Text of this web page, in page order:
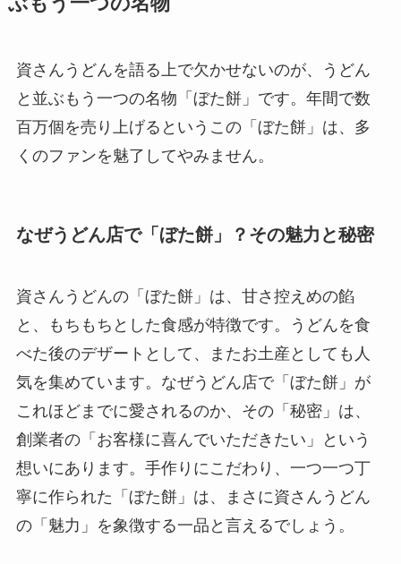
資さんうどんを語る上で欠かせないのが、うどん
と並ぶもう一つの名物「ぼた餅」です。年間で数
百万個を売り上げるというこの「ぼた餅」は、多
くのファンを魅了してやみません。
なぜうどん店で「ぼた餅」？その魅力と秘密
資さんうどんの「ぼた餅」は、甘さ控えめの餡
と、もちもちとした食感が特徴です。うどんを食
べた後のデザートとして、またお土産としても人
気を集めています。なぜうどん店で「ぼた餅」が
これほどまでに愛されるのか、その「秘密」は、
創業者の「お客様に喜んでいただきたい」という
想いにあります。手作りにこだわり、一つ一つ丁
寧に作られた「ぼた餅」は、まさに資さんうどん
の「魅力」を象徴する一品と言えるでしょう。